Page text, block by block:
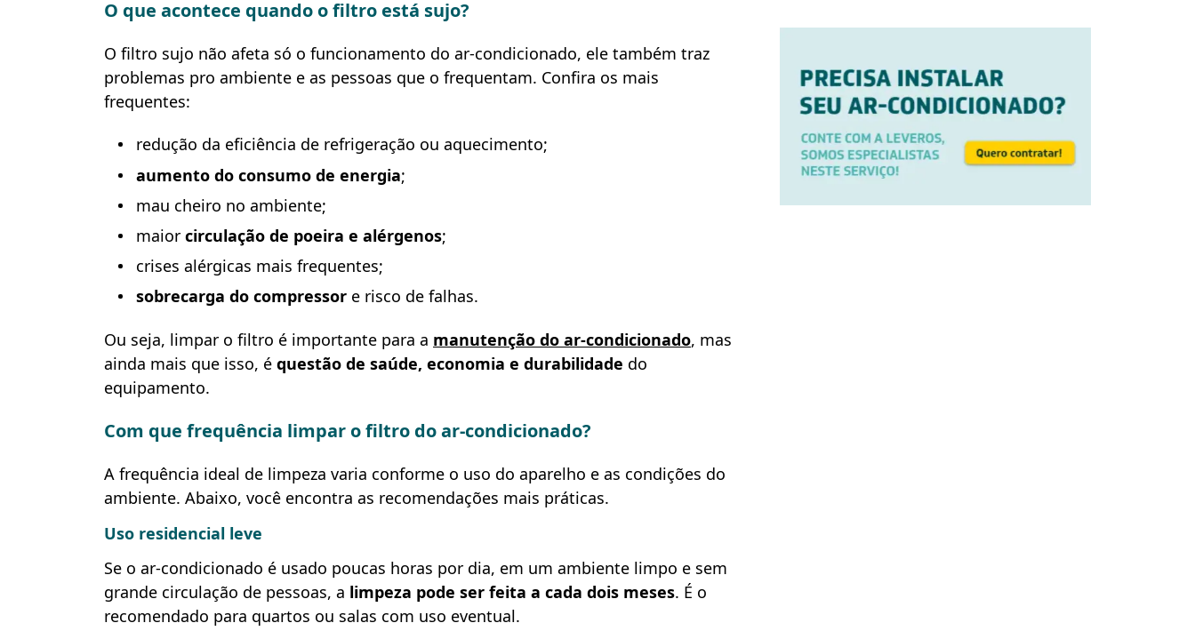
O que acontece quando o filtro está sujo?
O filtro sujo não afeta só o funcionamento do ar-condicionado, ele também traz
problemas pro ambiente e as pessoas que o frequentam. Confira os mais
frequentes:
redução da eficiência de refrigeração ou aquecimento;
aumento do consumo de energia;
mau cheiro no ambiente;
maior circulação de poeira e alérgenos;
crises alérgicas mais frequentes;
sobrecarga do compressor e risco de falhas.
Ou seja, limpar o filtro é importante para a manutenção do ar-condicionado, mas
ainda mais que isso, é questão de saúde, economia e durabilidade do
equipamento.
Com que frequência limpar o filtro do ar-condicionado?
A frequência ideal de limpeza varia conforme o uso do aparelho e as condições do
ambiente. Abaixo, você encontra as recomendações mais práticas.
Uso residencial leve
Se o ar-condicionado é usado poucas horas por dia, em um ambiente limpo e sem
grande circulação de pessoas, a limpeza pode ser feita a cada dois meses. É o
recomendado para quartos ou salas com uso eventual.